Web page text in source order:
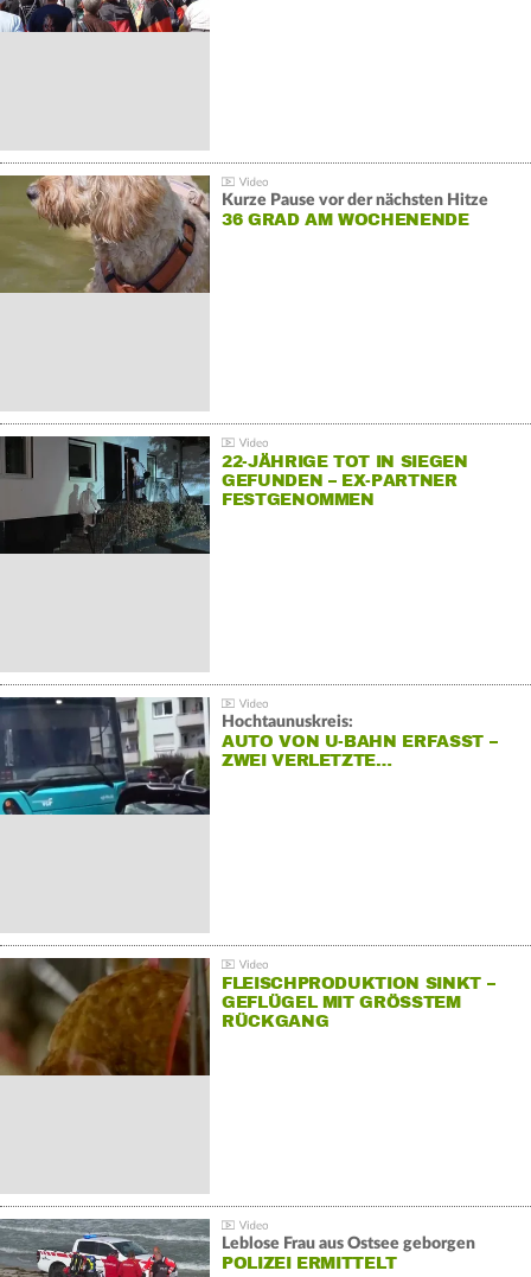
Kurze Pause vor der nächsten Hitze
36 GRAD AM WOCHENENDE
22-JÄHRIGE TOT IN SIEGEN
GEFUNDEN – EX-PARTNER
FESTGENOMMEN
Hochtaunuskreis:
AUTO VON U-BAHN ERFASST –
ZWEI VERLETZTE…
FLEISCHPRODUKTION SINKT –
GEFLÜGEL MIT GRÖSSTEM R
ÜCKGANG
Leblose Frau aus Ostsee geborgen
POLIZEI ERMITTELT